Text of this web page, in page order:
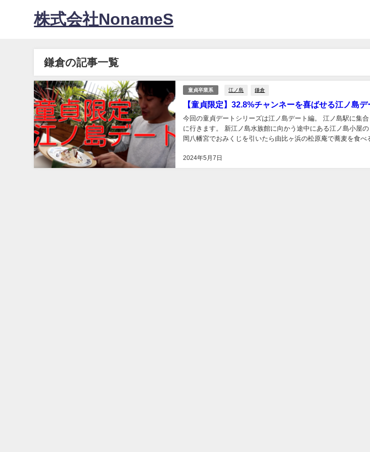
株式会社NonameS
鎌倉の記事一覧
童貞卒業系 江ノ島 鎌倉
【童貞限定】32.8%チャンネーを喜ばせる江ノ島デ
2024年5月7日
今回の童貞デートシリーズは江ノ島デート編。 江ノ島駅に集
に行きます。 新江ノ島水族館に向かう途中にある江ノ島小屋
岡八幡宮でおみくじを引いたら由比ヶ浜の松原庵で蕎麦を食べ